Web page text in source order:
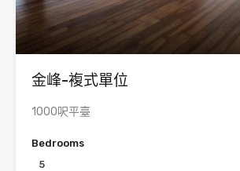
金峰-複式單位
1000呎平臺
Bedrooms
5